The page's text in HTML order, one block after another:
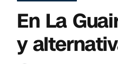
En La
y